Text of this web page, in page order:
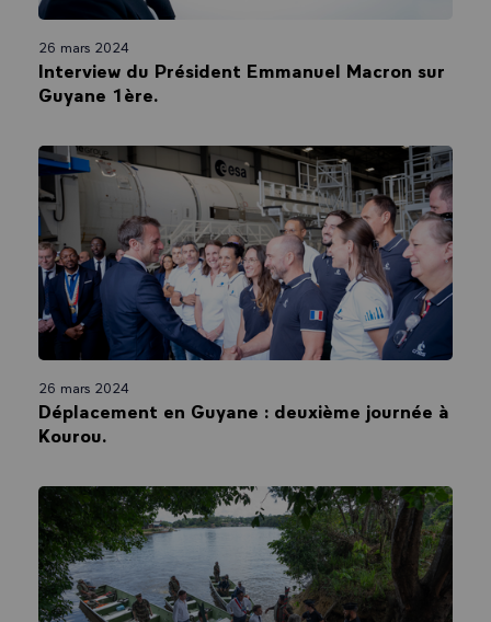
26 mars 2024
Interview du Président Emmanuel Macron sur
Guyane 1ère.
26 mars 2024
Déplacement en Guyane : deuxième journée à
Kourou.